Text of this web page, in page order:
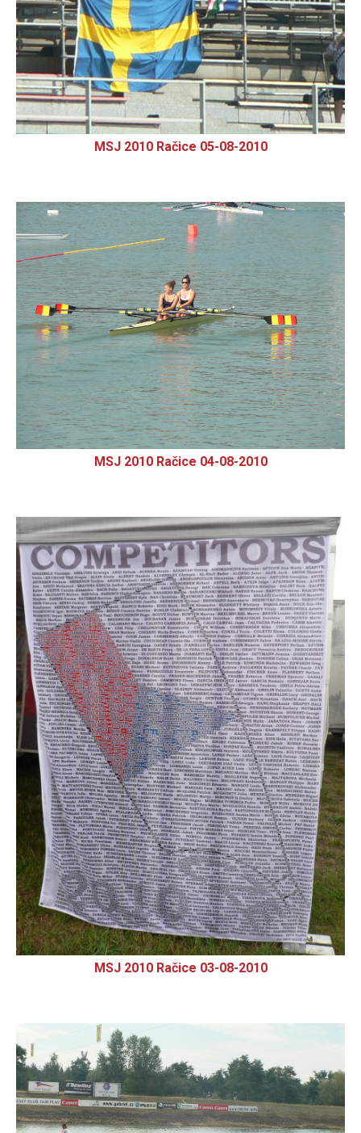
MSJ 2010 Račice 05-08-2010
MSJ 2010 Račice 04-08-2010
MSJ 2010 Račice 03-08-2010